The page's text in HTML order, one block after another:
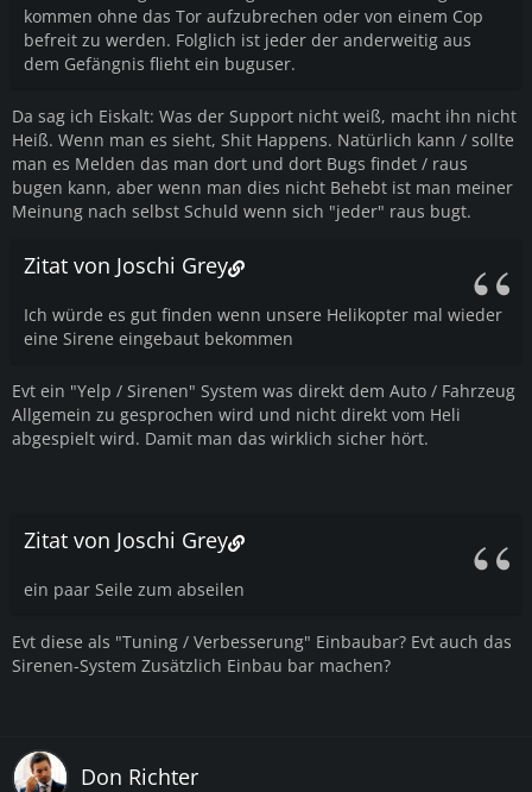
kommen ohne das Tor aufzubrechen oder von einem Cop
befreit zu werden. Folglich ist jeder der anderweitig aus
dem Gefängnis flieht ein buguser.
Da sag ich Eiskalt: Was der Support nicht weiß, macht ihn nicht
Heiß. Wenn man es sieht, Shit Happens. Natürlich kann / sollte
man es Melden das man dort und dort Bugs findet / raus
bugen kann, aber wenn man dies nicht Behebt ist man meiner
Meinung nach selbst Schuld wenn sich "jeder" raus bugt.
Zitat von Joschi Grey
Ich würde es gut finden wenn unsere Helikopter mal wieder
eine Sirene eingebaut bekommen
Evt ein "Yelp / Sirenen" System was direkt dem Auto / Fahrzeug
Allgemein zu gesprochen wird und nicht direkt vom Heli
abgespielt wird. Damit man das wirklich sicher hört.
Zitat von Joschi Grey
ein paar Seile zum abseilen
Evt diese als "Tuning / Verbesserung" Einbaubar? Evt auch das
Sirenen-System Zusätzlich Einbau bar machen?
Don Richter